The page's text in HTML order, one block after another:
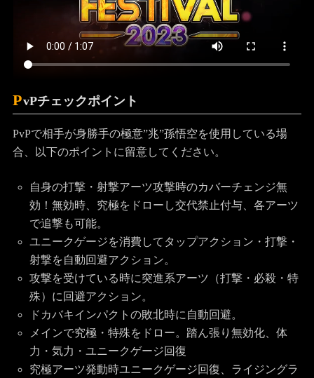
PvPチェックポイント
PvPで相手が身勝手の極意”兆”孫悟空を使用している場
合、以下のポイントに留意してください。
自身の打撃・射撃アーツ攻撃時のカバーチェンジ無
効！無効時、究極をドローし交代禁止付与、各アーツ
で追撃も可能。
ユニークゲージを消費してタップアクション・打撃・
射撃を自動回避アクション。
攻撃を受けている時に突進系アーツ（打撃・必殺・特
殊）に回避アクション。
ドカバキインパクトの敗北時に自動回避。
メインで究極・特殊をドロー。踏ん張り無効化、体
力・気力・ユニークゲージ回復
究極アーツ発動時ユニークゲージ回復、ライジングラ